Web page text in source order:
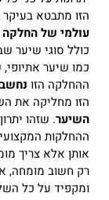
הזו מתבטא
עולמי של החלקה
כולל סוגי שיער
כמו שיער
ההחלקה הזו
הזו מחליקה את
השיער. שזהו
ההחלקות
אותן אלא צריך
רק חשוב מומחה,
ומקפיד על כל